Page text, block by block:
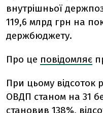
внутрішньої
119,6 млрд грн на
держбюджету.
Про це повідомляє
При цьому відсоток
ОВДП станом на 31
становив 138%,